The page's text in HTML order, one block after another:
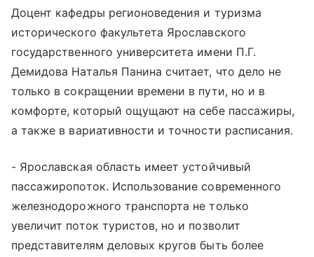
Доцент кафедры регионоведения и туризма
исторического факультета Ярославского
государственного университета имени П.Г.
Демидова Наталья Панина считает, что дело не
только в сокращении времени в пути, но и в
комфорте, который ощущают на себе пассажиры,
а также в вариативности и точности расписания.
- Ярославская область имеет устойчивый
пассажиропоток. Использование современного
железнодорожного транспорта не только
увеличит поток туристов, но и позволит
представителям деловых кругов быть более